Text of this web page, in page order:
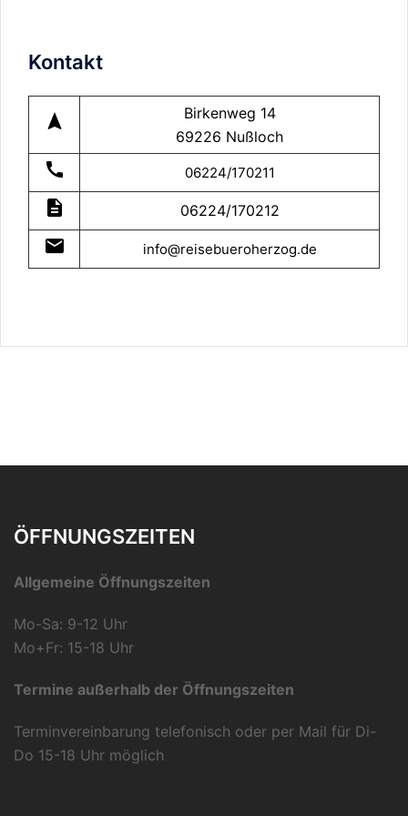
Kontakt
navigation
Birkenweg 14
69226 Nußloch
call 06224/170211
description 06224/170212
mail info@reisebueroherzog.de
ÖFFNUNGSZEITEN
Allgemeine Öffnungszeiten
Mo-Sa: 9-12 Uhr
Mo+Fr: 15-18 Uhr
Termine außerhalb der Öffnungszeiten
Terminvereinbarung telefonisch oder per Mail für Di-
Do 15-18 Uhr möglich